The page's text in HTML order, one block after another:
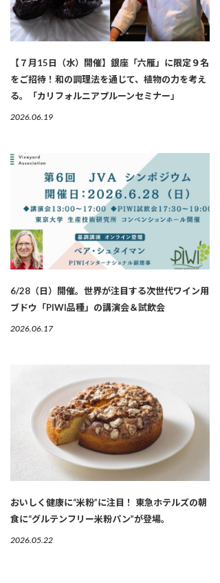
【７月15日（水）開催】銀座「六雁」に限定９名
をご招待！和の調理法を通じて、植物の力を考え
る。「カリフォルニアプルーンセミナー」
2026.06.19
6/28（日）開催。世界が注目する次世代ワイン用
ブドウ「PIWI品種」の講演会＆試飲会
2026.06.17
おいしく健康に“米粉”に注目！ 東急ホテルズの朝
食に“グルテンフリー米粉パン”が登場。
2026.05.22